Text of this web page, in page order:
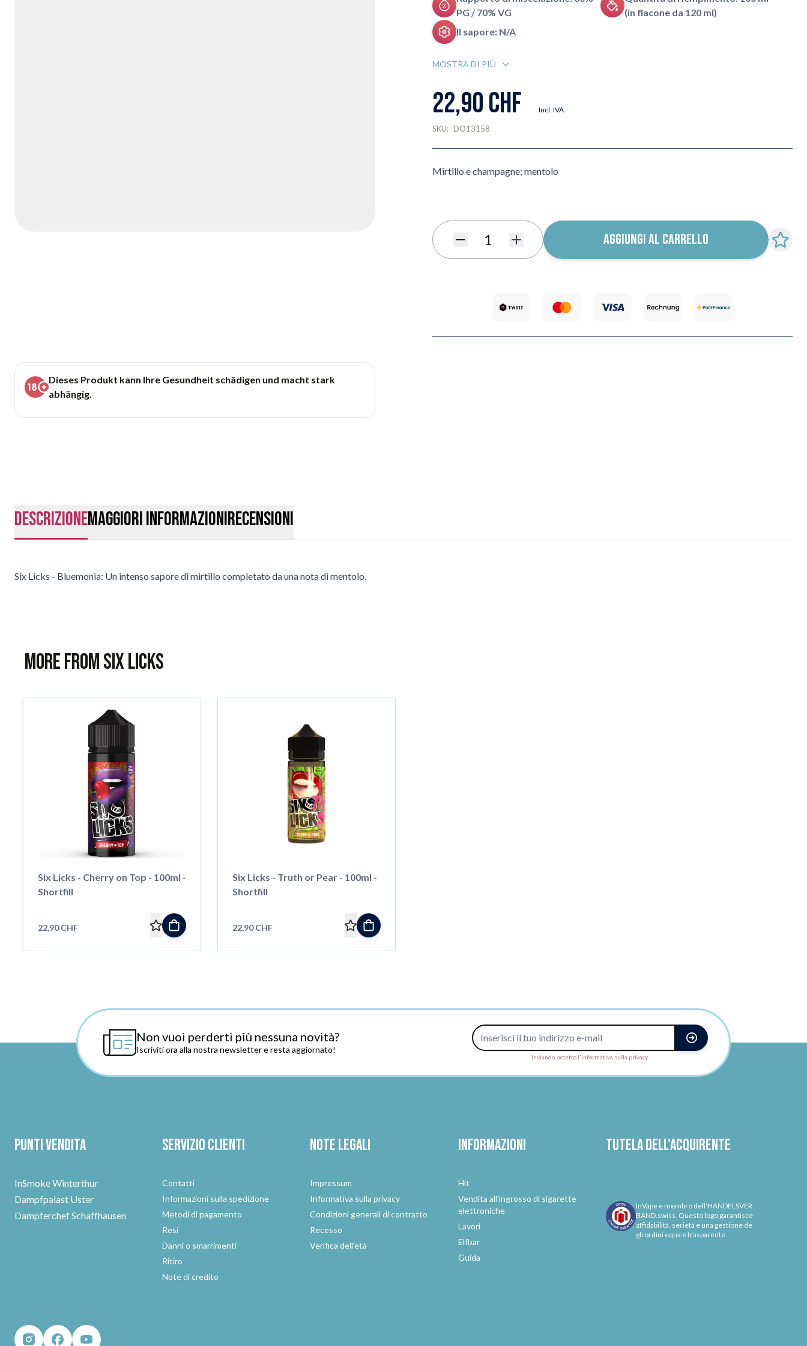
Dieses Produkt kann Ihre Gesundheit schädigen und macht stark
abhängig.
PG / 70% VG
(in flacone da 120 ml)
Il sapore: N/A
MOSTRA DI PIÙ
22,90 CHF Incl. IVA
SKU: DO13158
Mirtillo e champagne; mentolo
Quantità AGGIUNGI AL CARRELLO
DescrizioneMaggiori InformazioniRecensioni
Six Licks - Bluemonia: Un intenso sapore di mirtillo completato da una nota di mentolo.
More from Six Licks
Six Licks - Cherry on Top - 100ml -
Shortfill
22,90 CHF
Six Licks - Truth or Pear - 100ml -
Shortfill
22,90 CHF
Non vuoi perderti più nessuna novità?
Iscriviti ora alla nostra newsletter e resta aggiornato!
Indirizzo e-mail
Inviando, accetto l'informativa sulla privacy.
Punti vendita
InSmoke Winterthur
Dampfpalast Uster
Dampferchef Schaffhausen
Servizio clienti
Contatti
Informazioni sulla spedizione
Metodi di pagamento
Resi
Danni o smarrimenti
Ritiro
Note di credito
Note legali
Impressum
Informativa sulla privacy
Condizioni generali di contratto
Recesso
Verifica dell'età
Informazioni
Hit
Vendita all'ingrosso di sigarette
elettroniche
Lavori
Elfbar
Guida
Tutela dell'acquirente
InVape è membro dell'HANDELSVER
BAND.swiss. Questo logo garantisce
affidabilità, serietà e una gestione de
gli ordini equa e trasparente.